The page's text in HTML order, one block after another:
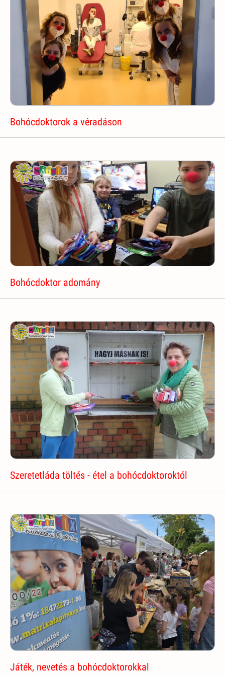
Bohócdoktorok a véradáson
Bohócdoktor adomány
Szeretetláda töltés - étel a bohócdoktoroktól
Játék, nevetés a bohócdoktorokkal